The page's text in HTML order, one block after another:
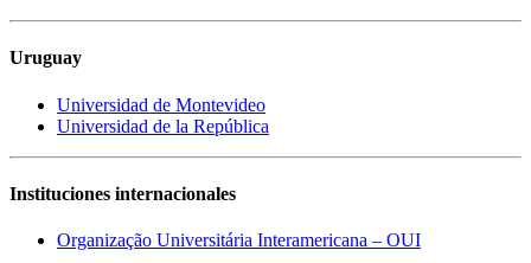
Uruguay
Universidad de Montevideo
Universidad de la República
Instituciones internacionales
Organização Universitária Interamericana – OUI